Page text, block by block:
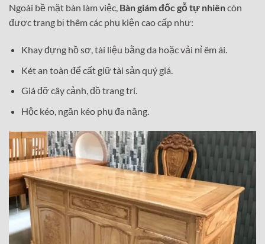
Ngoài bề mặt bàn làm việc, Bàn giám đốc gỗ tự nhiêncòn
được trang bị thêm các phụ kiện cao cấp như:
Khay đựng hồ sơ, tài liệu bằng da hoặc vải nỉ êm ái.
Két an toàn để cất giữ tài sản quý giá.
Giá đỡ cây cảnh, đồ trang trí.
Hộc kéo, ngăn kéo phụ đa năng.